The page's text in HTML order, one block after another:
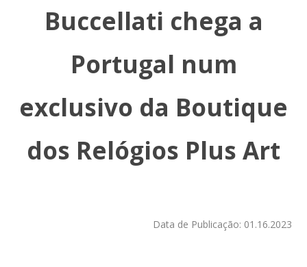
Buccellati chega a
Portugal num
exclusivo da Boutique
dos Relógios Plus Art
Data de Publicação: 01.16.2023